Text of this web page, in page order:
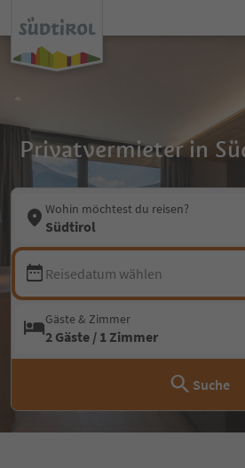
Privatvermieter in
Wohin möchtest du reisen?
Südtirol
Reisedatum wählen
Gäste & Zimmer
2 Gäste / 1 Zimmer
Suche